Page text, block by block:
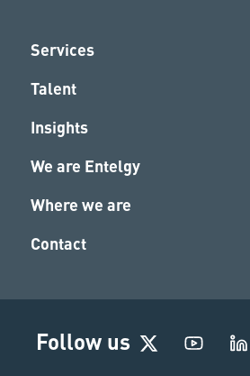
Services
Talent
Insights
We are Entelgy
Where we are
Contact
Follow us